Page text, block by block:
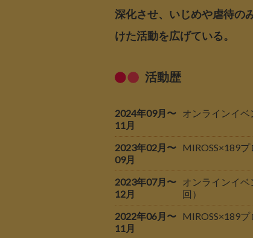
深化させ、いじめや虐待の
けた活動を広げている。
活動歴
2024年09月〜
11月
オンラインイベ
2023年02月〜
09月
MIROSS×189
2023年07月〜
12月
オンラインイ
回）
2022年06月〜
11月
MIROSS×189